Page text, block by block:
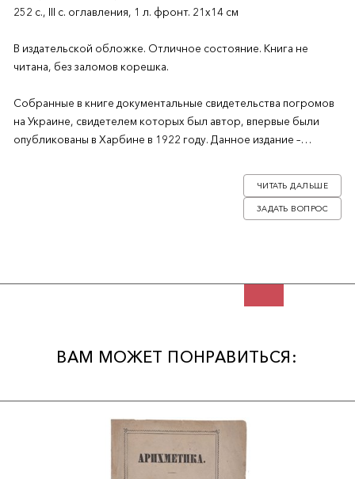
252 с., III с. оглавления, 1 л. фронт. 21х14 см
В издательской обложке. Отличное состояние. Книга не
читана, без заломов корешка.
Собранные в книге документальные свидетельства погромов
на Украине, свидетелем которых был автор, впервые были
опубликованы в Харбине в 1922 году. Данное издание –
приводятся свидетельства о преступлениях, совершенных во
время Гражданской войны разными ее участниками, как среди
белых, так и среди красных. Книга была запрещена в советское
ЗАДАТЬ ВОПРОС
ЧИТАТЬ ДАЛЬШЕ
ВАМ МОЖЕТ ПОНРАВИТЬСЯ: